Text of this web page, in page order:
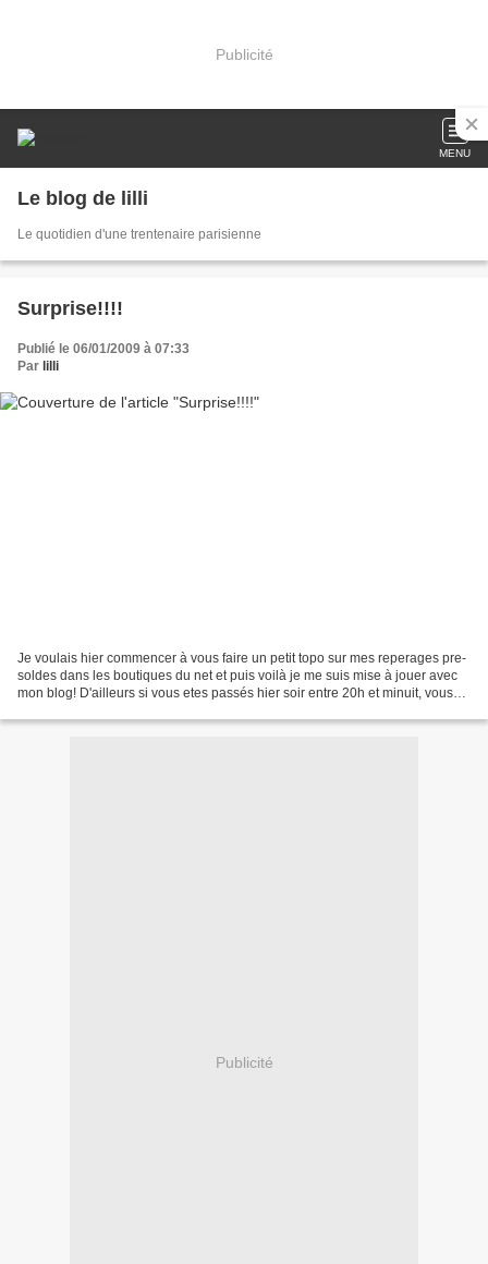
Publicité
MENU
Le blog de lilli
Le quotidien d'une trentenaire parisienne
Surprise!!!!
Publié le 06/01/2009 à 07:33
Par lilli
Je voulais hier commencer à vous faire un petit topo sur mes reperages pre-
soldes dans les boutiques du net et puis voilà je me suis mise à jouer avec
mon blog! D'ailleurs si vous etes passés hier soir entre 20h et minuit, vous
Publicité